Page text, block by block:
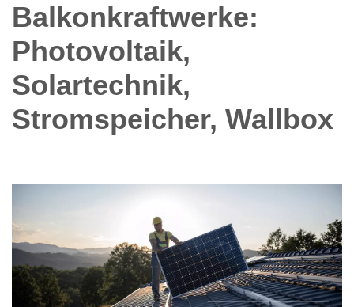
Balkonkraftwerke:
Photovoltaik,
Solartechnik,
Stromspeicher, Wallbox